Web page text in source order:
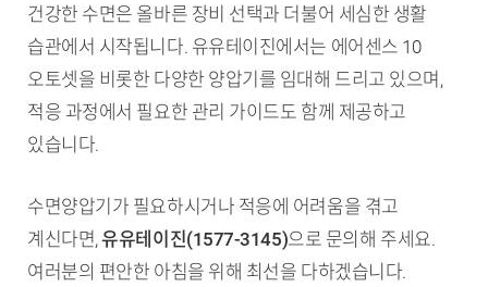
건강한 수면은 올바른 장비 선택과 더불어 세심한 생활
습관에서 시작됩니다. 유유테이진에서는 에어센스 10
오토셋을 비롯한 다양한 양압기를 임대해 드리고 있으며,
적응 과정에서 필요한 관리 가이드도 함께 제공하고
있습니다.
수면양압기가 필요하시거나 적응에 어려움을 겪고
계신다면,유유테이진(1577-3145)으로 문의해 주세요.
여러분의 편안한 아침을 위해 최선을 다하겠습니다.